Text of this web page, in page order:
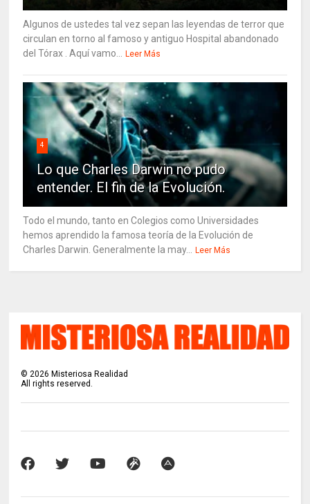
Algunos de ustedes tal vez sepan las leyendas de terror que
circulan en torno al famoso y antiguo Hospital abandonado
del Tórax . Aquí vamo...
Leer Más
4
Lo que Charles Darwin no pudo
entender. El fin de la Evolución.
Todo el mundo, tanto en Colegios como Universidades
hemos aprendido la famosa teoría de la Evolución de
Charles Darwin. Generalmente la may...
Leer Más
©2026 Misteriosa Realidad
All rights reserved.